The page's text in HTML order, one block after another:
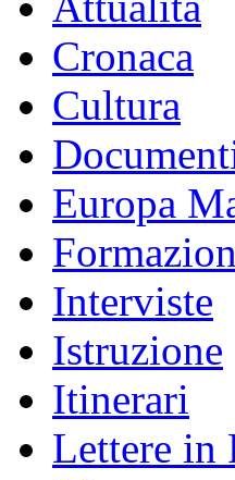
Cronaca
Cultura
Europa
Interviste
Istruzione
Itinerari
Lettere in